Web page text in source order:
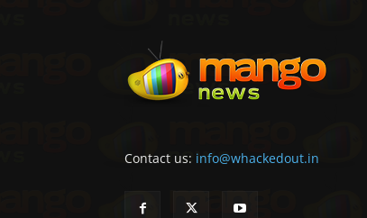
Contact us: info@whackedout.in